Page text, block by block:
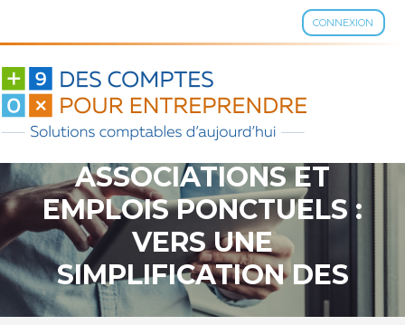
CONNEXION
Aller
contenu
ASSOCIATIONS ET
EMPLOIS PONCTUELS :
VERS UNE
SIMPLIFICATION DES
DÉMARCHES